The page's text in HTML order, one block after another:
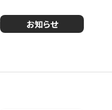
お知らせ